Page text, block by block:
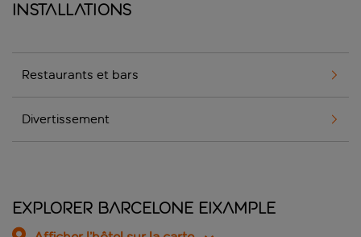
Installations
Restaurants et bars
Divertissement
Explorer Barcelone Eixample